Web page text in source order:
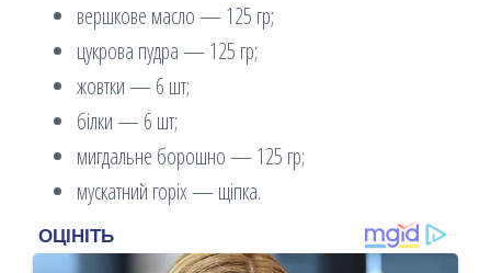
вершкове масло — 125 гр;
цукрова пудра — 125 гр;
жовтки — 6 шт;
білки — 6 шт;
мигдальне борошно — 125 гр;
мускатний горіх — щіпка.